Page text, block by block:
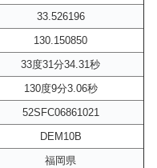
33.526196
130.150850
33度31分34.31秒
130度9分3.06秒
52SFC06861021
DEM10B
福岡県